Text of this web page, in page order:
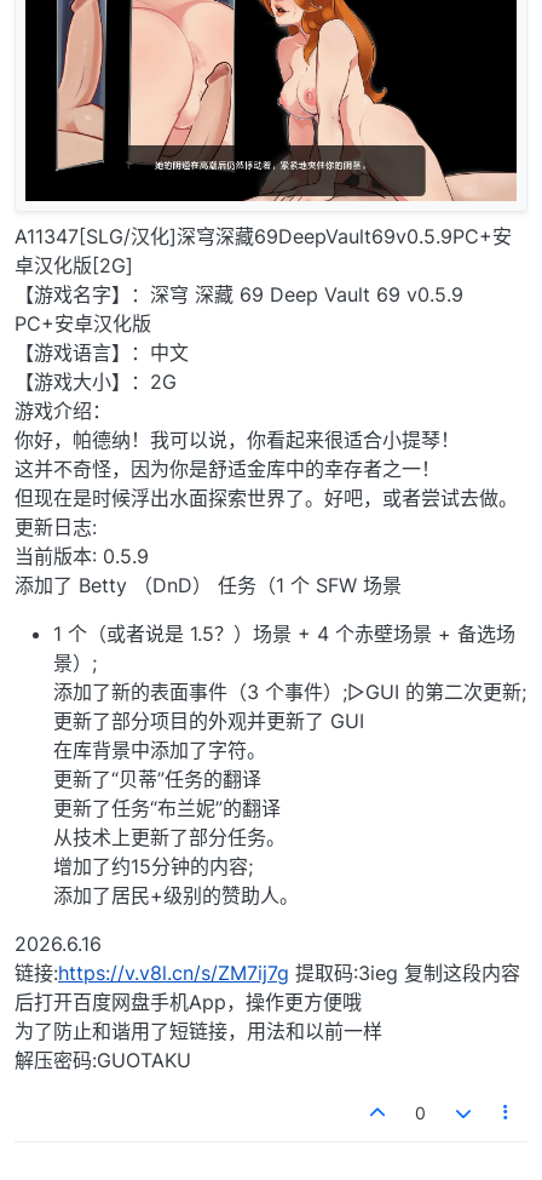
A11347[SLG/汉化]深穹深藏69DeepVault69v0.5.9PC+安
卓汉化版[2G]
【游戏名字】：深穹 深藏 69 Deep Vault 69 v0.5.9
PC+安卓汉化版
【游戏语言】：中文
【游戏大小】：2G
游戏介绍：
你好，帕德纳！我可以说，你看起来很适合小提琴！
这并不奇怪，因为你是舒适金库中的幸存者之一！
但现在是时候浮出水面探索世界了。好吧，或者尝试去做。
更新日志:
当前版本: 0.5.9
添加了 Betty （DnD） 任务（1 个 SFW 场景
1 个（或者说是 1.5？）场景 + 4 个赤壁场景 + 备选场
景）;
添加了新的表面事件（3 个事件）;▻GUI 的第二次更新;
更新了部分项目的外观并更新了 GUI
在库背景中添加了字符。
更新了“贝蒂”任务的翻译
更新了任务“布兰妮”的翻译
从技术上更新了部分任务。
增加了约15分钟的内容;
添加了居民+级别的赞助人。
2026.6.16
链接:https://v.v8l.cn/s/ZM7ij7g 提取码:3ieg 复制这段内容
后打开百度网盘手机App，操作更方便哦
为了防止和谐用了短链接，用法和以前一样
解压密码:GUOTAKU
0